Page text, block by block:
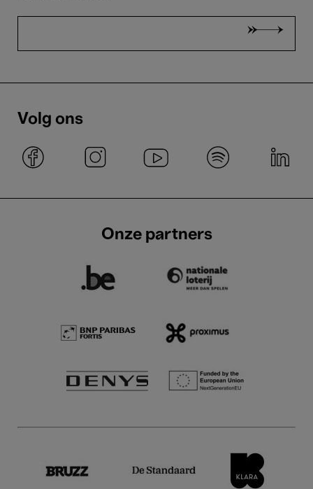
Volg ons
Onze partners